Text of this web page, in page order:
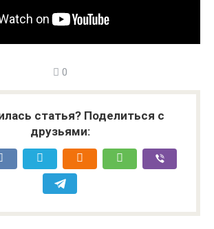
0
статья? Поделиться с
друзьями: